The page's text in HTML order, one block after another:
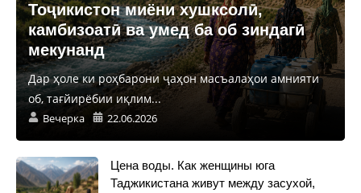
Тоҷикистон миёни хушксолӣ,
камбизоатӣ ва умед ба об зиндагӣ
мекунанд
Дар ҳоле ки роҳбарони ҷаҳон масъалаҳои амнияти
об, тағйирёбии иқлим...
Вечерка 22.06.2026
Цена воды. Как женщины юга
Таджикистана живут между засухой,